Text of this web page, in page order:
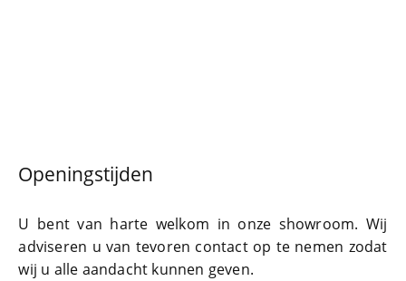
Openingstijden
U bent van harte welkom in onze showroom. Wij
adviseren u van tevoren contact op te nemen zodat
wij u alle aandacht kunnen geven.